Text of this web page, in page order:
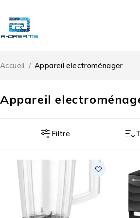
Appareil
Accueil / Appareil electroménager
Filtre